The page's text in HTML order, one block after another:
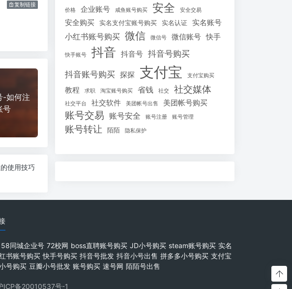
复制链接
-如何注
号
使用技巧
价格 企业账号 咸鱼账号购买 安全 安全交易
安全购买 实名支付宝账号购买 实名认证 实名账号
小红书账号购买 微信 微信号 微信账号 快手
快手账号 抖音 抖音号 抖音号购买
抖音账号购买 探探 支付宝 支付宝购买
教程 求职 淘宝账号购买 省钱 社交 社交媒体
社交平台 社交软件 美团帐号出售 美团帐号购买
账号交易 账号安全 账号注册 账号管理
账号转让 陌陌 隐私保护
58同城企业号 72校网 boss直聘账号购买 JD小号购买 steam账号购买 实名
书账号购买 快手号购买 抖音号批发 抖音小号出售 拼多多小号购买 支付宝
号购买 豆瓣小号批发 账号购买 速号网 陌陌号出售
ICP备20010537号-1